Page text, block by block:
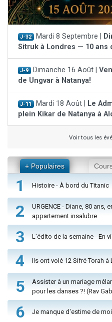
J-32 Mardi 8 Septembre |
Sitruk à Londres — 10 ans
J-9 Dimanche 16 Août |
de Ungvar à Natanya!
J-11 Mardi 18 Août |
Le
plein Kikar de Natanya à
Voir tous les
+ Populaires
1 Histoire - À bord du Titanic
2
URGENCE - Diane, 80 ans,
appartement insalubre
3 L'édito de la semaine - En
4 Ils ont volé 12 Sifré Torah
5
Assister à un mariage
pour les danses ?! (Rav
6 Je manque d'estime de